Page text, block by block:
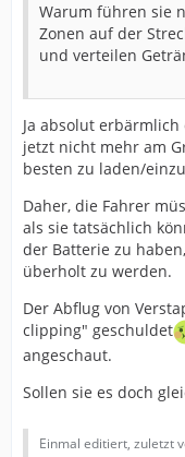
Warum führen sie
Zonen auf der
und verteilen
Ja absolut
jetzt nicht mehr am
besten zu laden/
Daher, die Fahrer
als sie tatsächlich
der Batterie zu
überholt zu werden.
Der Abflug von
clipping" geschuldet
angeschaut.
Sollen sie es doch
Einmal editiert, zuletzt